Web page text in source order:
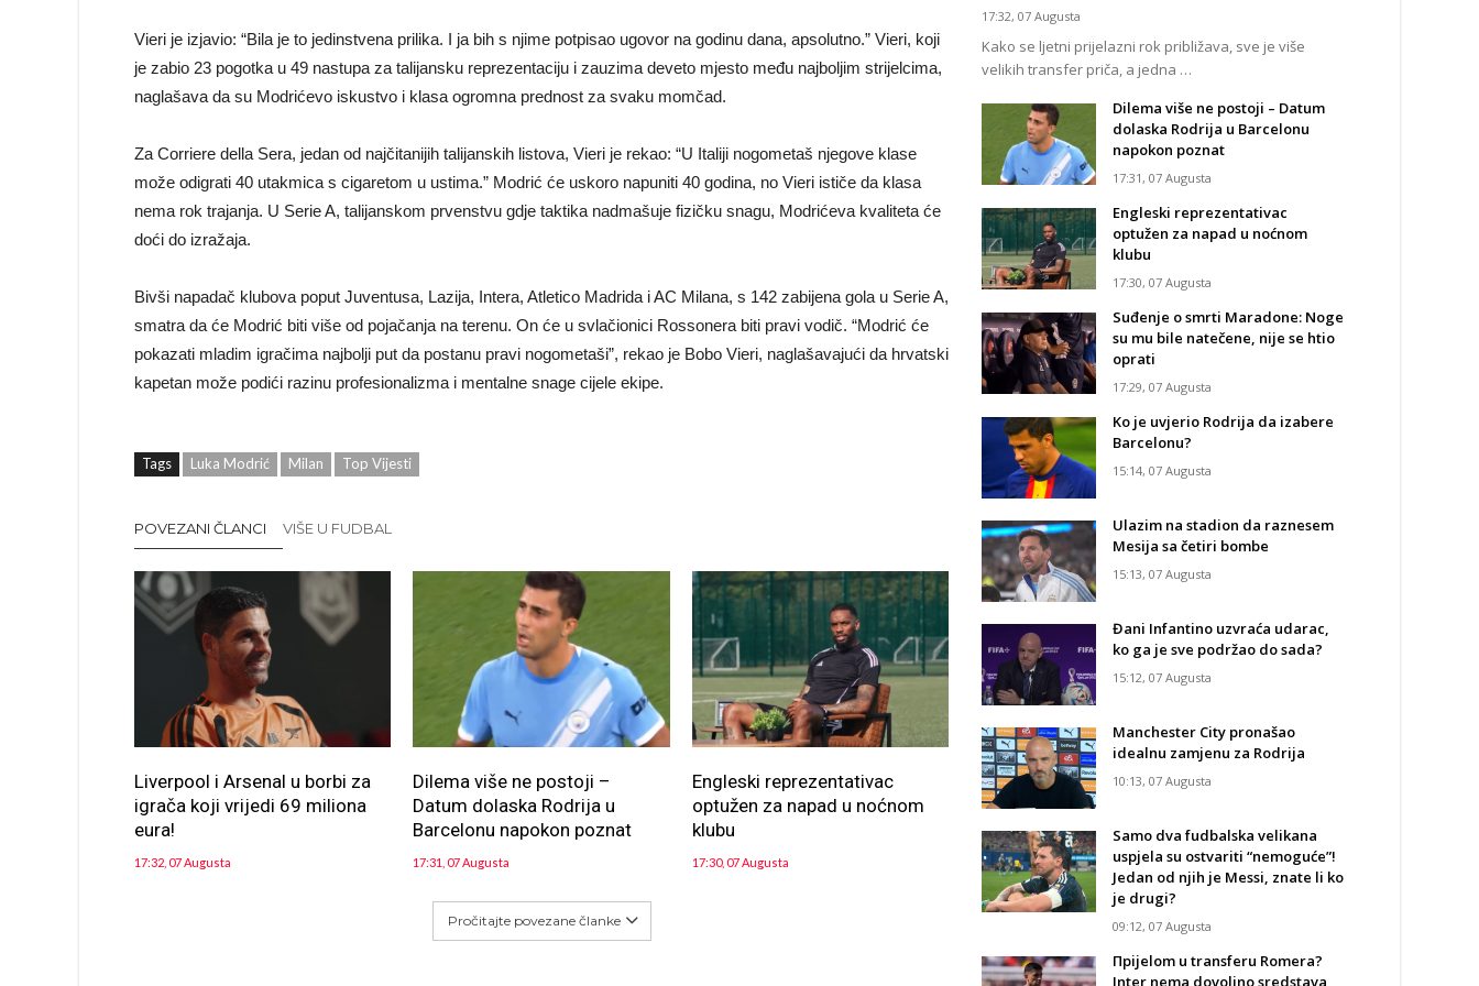
Vieri je izjavio: “Bila je to jedinstvena prilika. I ja bih s njime potpisao ugovor na godinu dana, apsolutno.” Vieri, koji
je zabio 23 pogotka u 49 nastupa za talijansku reprezentaciju i zauzima deveto mjesto među najboljim strijelcima,
naglašava da su Modrićevo iskustvo i klasa ogromna prednost za svaku momčad.
Za Corriere della Sera, jedan od najčitanijih talijanskih listova, Vieri je rekao: “U Italiji nogometaš njegove klase
može odigrati 40 utakmica s cigaretom u ustima.” Modrić će uskoro napuniti 40 godina, no Vieri ističe da klasa
nema rok trajanja. U Serie A, talijanskom prvenstvu gdje taktika nadmašuje fizičku snagu, Modrićeva kvaliteta će
doći do izražaja.
Bivši napadač klubova poput Juventusa, Lazija, Intera, Atletico Madrida i AC Milana, s 142 zabijena gola u Serie A,
smatra da će Modrić biti više od pojačanja na terenu. On će u svlačionici Rossonera biti pravi vodič. “Modrić će
pokazati mladim igračima najbolji put da postanu pravi nogometaši”, rekao je Bobo Vieri, naglašavajući da hrvatski
kapetan može podići razinu profesionalizma i mentalne snage cijele ekipe.
Tags Luka Modrić Milan Top Vijesti
POVEZANI ČLANCI VIŠE U FUDBAL
Liverpool i Arsenal u borbi za
igrača koji vrijedi 69 miliona
eura!
17:32, 07 Augusta
Dilema više ne postoji –
Datum dolaska Rodrija u
Barcelonu napokon poznat
17:31, 07 Augusta
Engleski reprezentativac
optužen za napad u noćnom
klubu
17:30, 07 Augusta
Pročitajte povezane članke
17:32, 07 Augusta
Kako se ljetni prijelazni rok približava, sve je više
velikih transfer priča, a jedna …
Dilema više ne postoji – Datum
dolaska Rodrija u Barcelonu
napokon poznat
17:31, 07 Augusta
Engleski reprezentativac
optužen za napad u noćnom
klubu
17:30, 07 Augusta
Suđenje o smrti Maradone: Noge
su mu bile natečene, nije se htio
oprati
17:29, 07 Augusta
Ko je uvjerio Rodrija da izabere
Barcelonu?
15:14, 07 Augusta
Ulazim na stadion da raznesem
Mesija sa četiri bombe
15:13, 07 Augusta
Đani Infantino uzvraća udarac,
ko ga je sve podržao do sada?
15:12, 07 Augusta
Manchester City pronašao
idealnu zamjenu za Rodrija
10:13, 07 Augusta
Samo dva fudbalska velikana
uspjela su ostvariti “nemoguće”!
Jedan od njih je Messi, znate li ko
je drugi?
09:12, 07 Augusta
Прijelom u transferu Romera?
Inter nema dovoljno sredstava,